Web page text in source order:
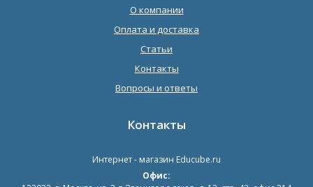
О компании
Оплата и доставка
Статьи
Контакты
Вопросы и ответы
Контакты
Интернет - магазин Educube.ru
Офис: